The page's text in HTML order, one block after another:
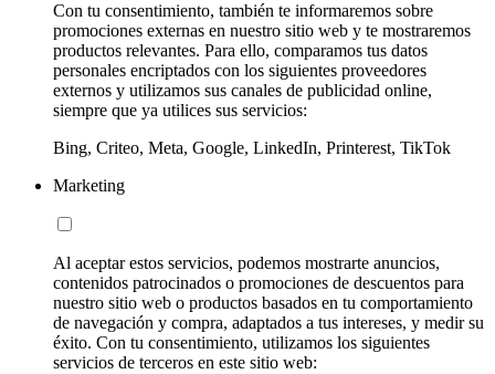
Con tu consentimiento, también te informaremos sobre
promociones externas en nuestro sitio web y te mostraremos
productos relevantes. Para ello, comparamos tus datos
personales encriptados con los siguientes proveedores
externos y utilizamos sus canales de publicidad online,
siempre que ya utilices sus servicios:
Bing, Criteo, Meta, Google, LinkedIn, Printerest, TikTok
Marketing
Al aceptar estos servicios, podemos mostrarte anuncios,
contenidos patrocinados o promociones de descuentos para
nuestro sitio web o productos basados en tu comportamiento
de navegación y compra, adaptados a tus intereses, y medir su
éxito. Con tu consentimiento, utilizamos los siguientes
servicios de terceros en este sitio web: